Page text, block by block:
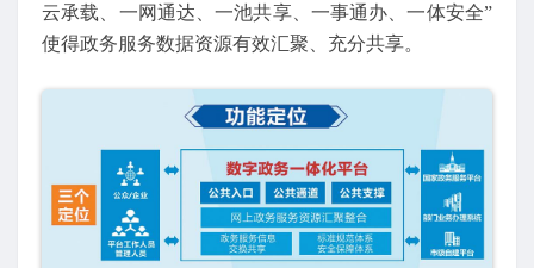
云承载、一网通达、一池共享、一事通办、一体安全”
使得政务服务数据资源有效汇聚、充分共享。